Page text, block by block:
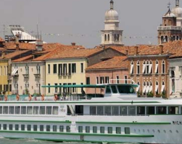
Tilgængelig 7 dage om ugen
10+ millioner medlemmer